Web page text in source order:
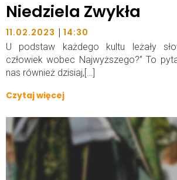
Niedziela Zwykła
11.02.2023 | 14:30
U podstaw każdego kultu leżały
człowiek wobec Najwyższego?” To
nas również dzisiaj,[…]
Czytaj więcej